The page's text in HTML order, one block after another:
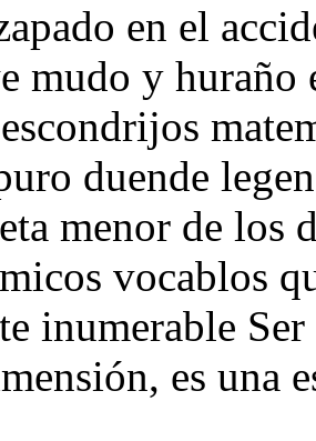
en el
mudo y
duende
menor de los
vocablos
inumerable
es una